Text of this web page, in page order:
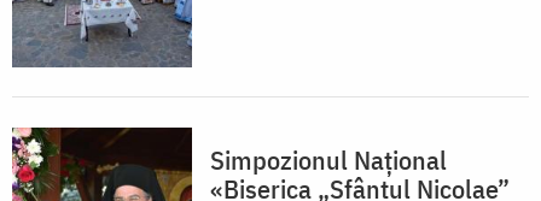
Simpozionul Național
«Biserica „Sfântul Nicolae”